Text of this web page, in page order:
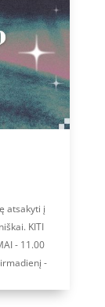
atsakyti į
KITI
- 11.00
-